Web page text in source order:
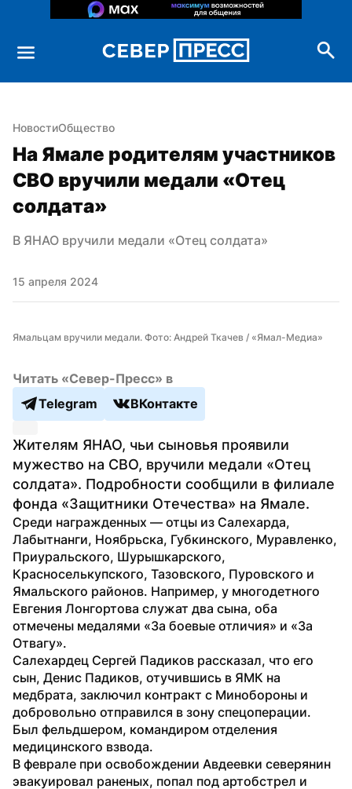
НовостиОбщество
На Ямале родителям участников
СВО вручили медали «Отец
солдата»
В ЯНАО вручили медали «Отец солдата»
15 апреля 2024
Ямальцам вручили медали. Фото: Андрей Ткачев / «Ямал-Медиа»
Читать «Север-Пресс» в
Telegram
ВКонтакте
Жителям ЯНАО, чьи сыновья проявили
мужество на СВО, вручили медали «Отец
солдата». Подробности сообщили в филиале
фонда «Защитники Отечества» на Ямале.
Среди награжденных — отцы из Салехарда,
Лабытнанги, Ноябрьска, Губкинского, Муравленко,
Приуральского, Шурышкарского,
Красноселькупского, Тазовского, Пуровского и
Ямальского районов. Например, у многодетного
Евгения Лонгортова служат два сына, оба
отмечены медалями «За боевые отличия» и «За
Отвагу».
Салехардец Сергей Падиков рассказал, что его
сын, Денис Падиков, отучившись в ЯМК на
медбрата, заключил контракт с Минобороны и
добровольно отправился в зону спецоперации.
Был фельдшером, командиром отделения
медицинского взвода.
В феврале при освобождении Авдеевки северянин